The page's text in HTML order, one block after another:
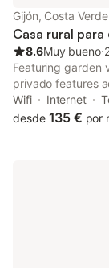
Gijón, Costa Verde
Casa rural para
8.6Muy bueno⋅
Featuring garden
privado features
around 34 km
quiet street views
Wifi Internet
desde 135 € por